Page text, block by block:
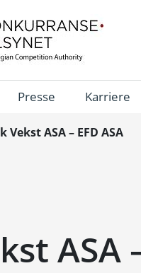
Presse Karriere
Vekst ASA – EFD ASA
ASA